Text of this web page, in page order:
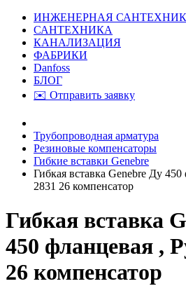
ИНЖЕНЕРНАЯ
САНТЕХНИКА
КАНАЛИЗАЦИЯ
ФАБРИКИ
Danfoss
БЛОГ
✉️ Отправить заявку
Трубопроводная арматура
Резиновые компенсаторы
Гибкие вставки Genebre
Гибкая вставка Genebre Ду
2831 26 компенсатор
Гибкая вставка
450 фланцевая ,
26 компенсатор